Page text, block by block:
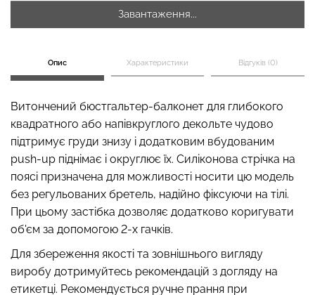
Завантаження...
Опис Характеристики Відгуків (0)
Витончений бюстгальтер-балконет для глибокого
квадратного або напівкруглого декольте чудово
підтримує груди знизу і додатковим вбудованим
push-up піднімає і округлює їх. Силіконова стрічка на
поясі призначена для можливості носити цю модель
без регульованих бретель, надійно фіксуючи на тілі.
При цьому застібка дозволяє додатково коригувати
об'єм за допомогою 2-х гачків.
Для збереження якості та зовнішнього вигляду
виробу дотримуйтесь рекомендацій з догляду на
етикетці. Рекомендується ручне прання при
Безшовні стрінги STRING
BRIEFS (чорний) Giulia
Топ на бретелях в рубчик
CAMI TOP RIB black
(чорний) Giulia